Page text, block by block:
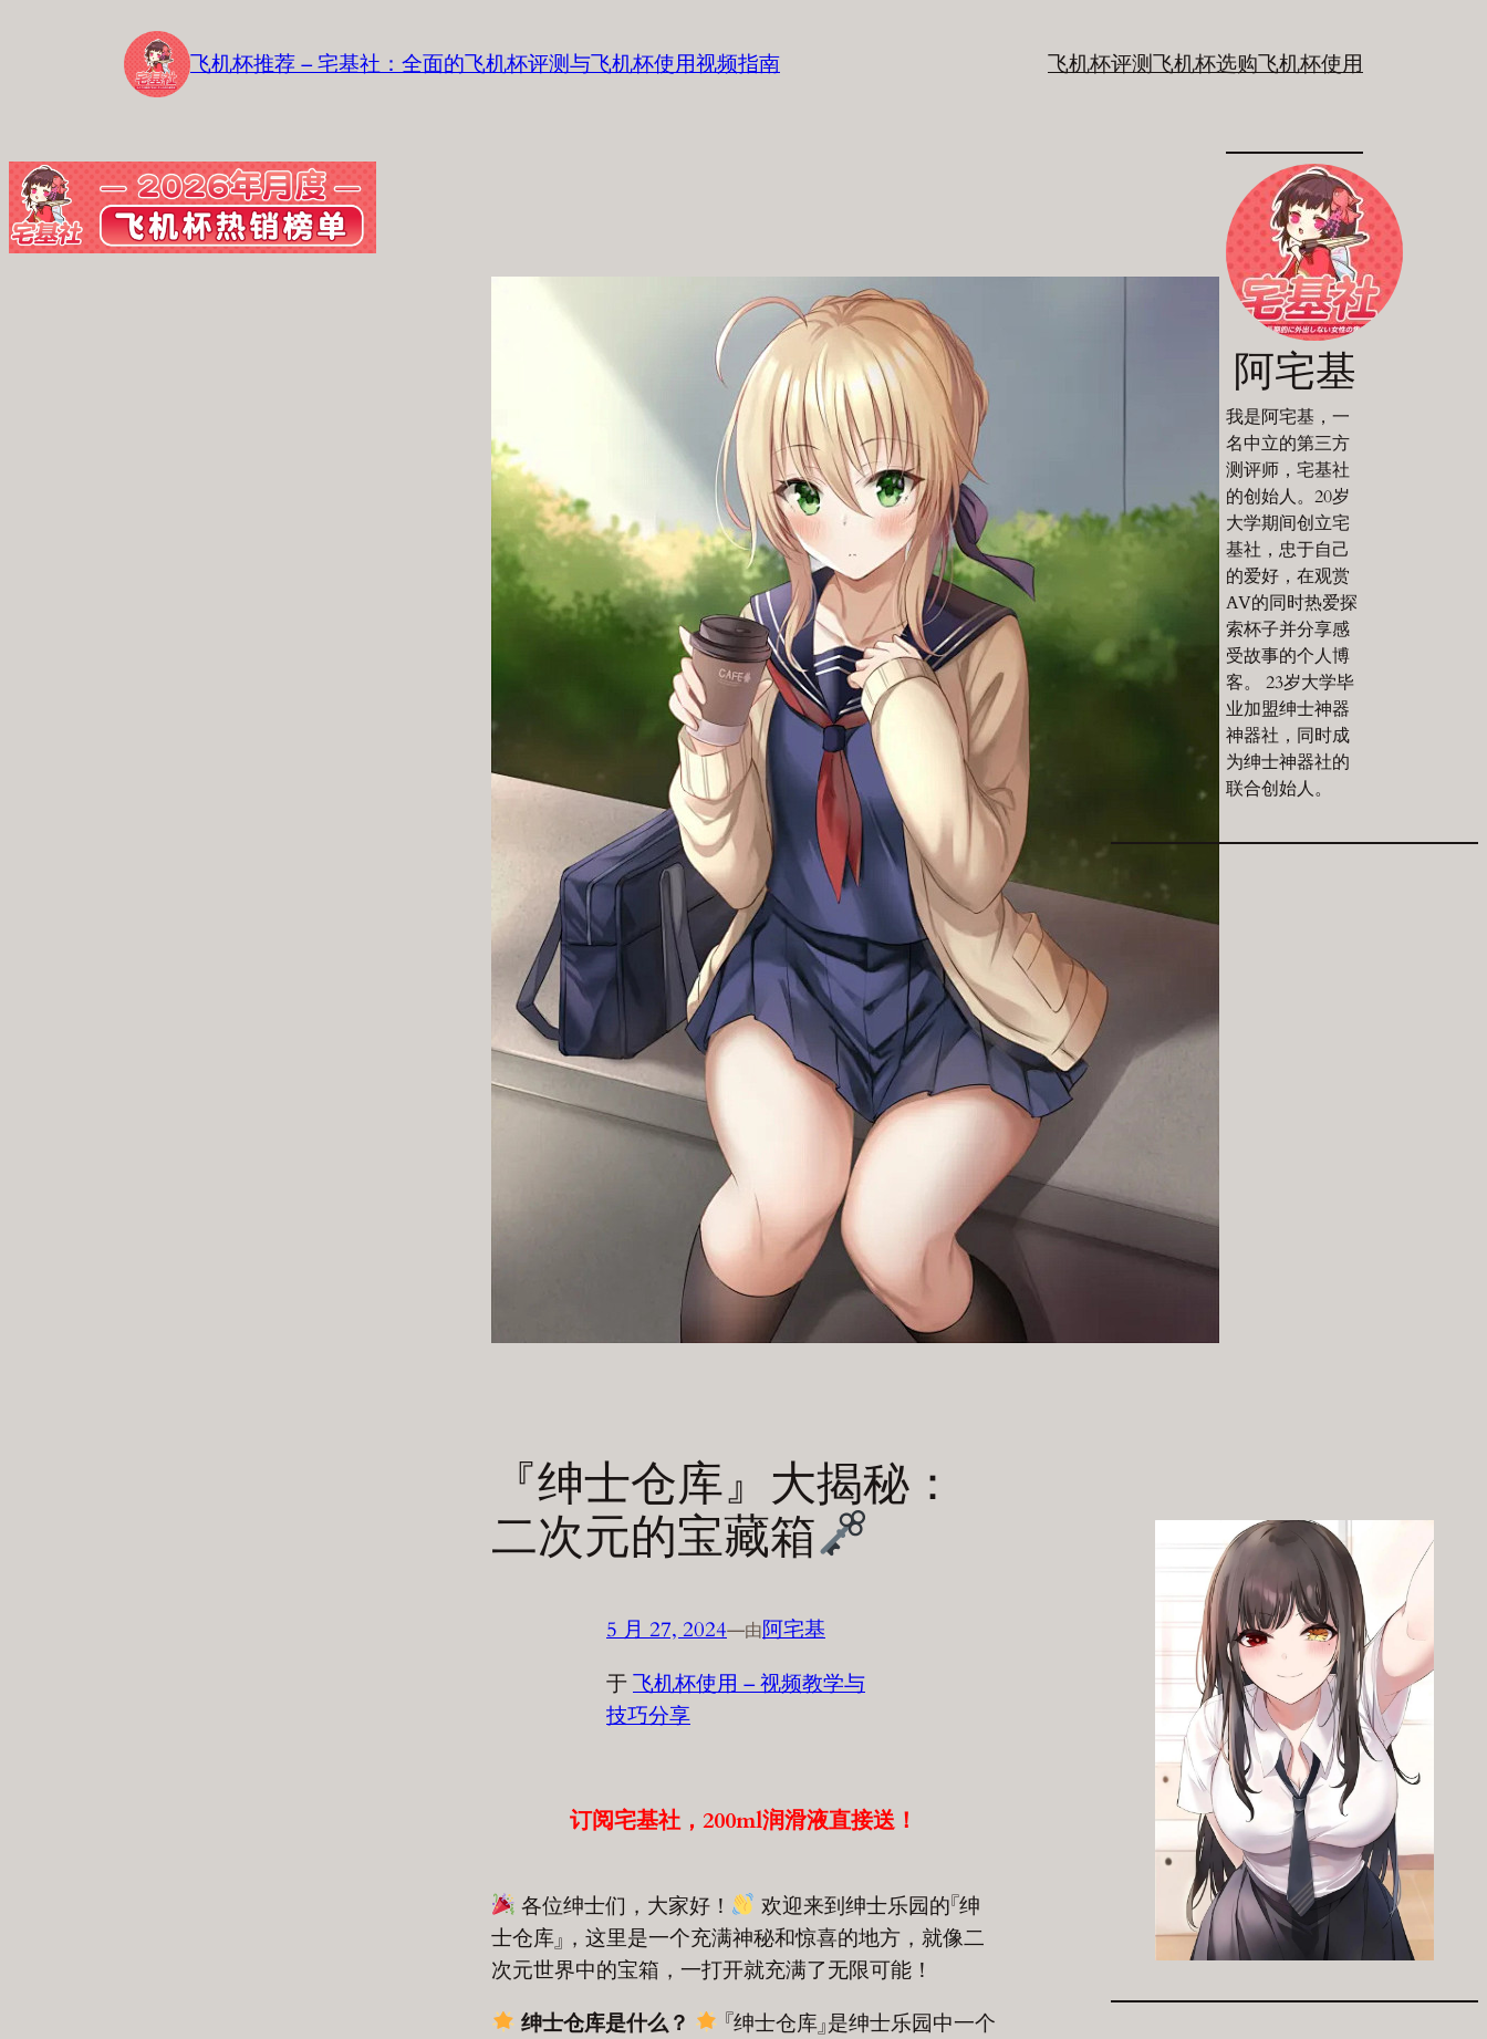
飞机杯推荐 – 宅基社：全面的飞机杯评测与飞机杯使用视频指南 飞机杯评测飞机杯选购飞机杯使用
『绅士仓库』大揭秘：
二次元的宝藏箱
5 月 27, 2024—由阿宅基
于飞机杯使用 – 视频教学与
技巧分享
订阅宅基社，200ml润滑液直接送！
各位绅士们，大家好！
欢迎来到绅士乐园的『绅
士仓库』，这里是一个充满神秘和惊喜的地方，就像二
次元世界中的宝箱，一打开就充满了无限可能！
绅士仓库是什么？
『绅士仓库』是绅士乐园中一个
阿宅基
我是阿宅基，一
名中立的第三方
测评师，宅基社
的创始人。20岁
大学期间创立宅
基社，忠于自己
的爱好，在观赏
AV的同时热爱探
索杯子并分享感
受故事的个人博
客。 23岁大学毕
业加盟绅士神器
神器社，同时成
为绅士神器社的
联合创始人。